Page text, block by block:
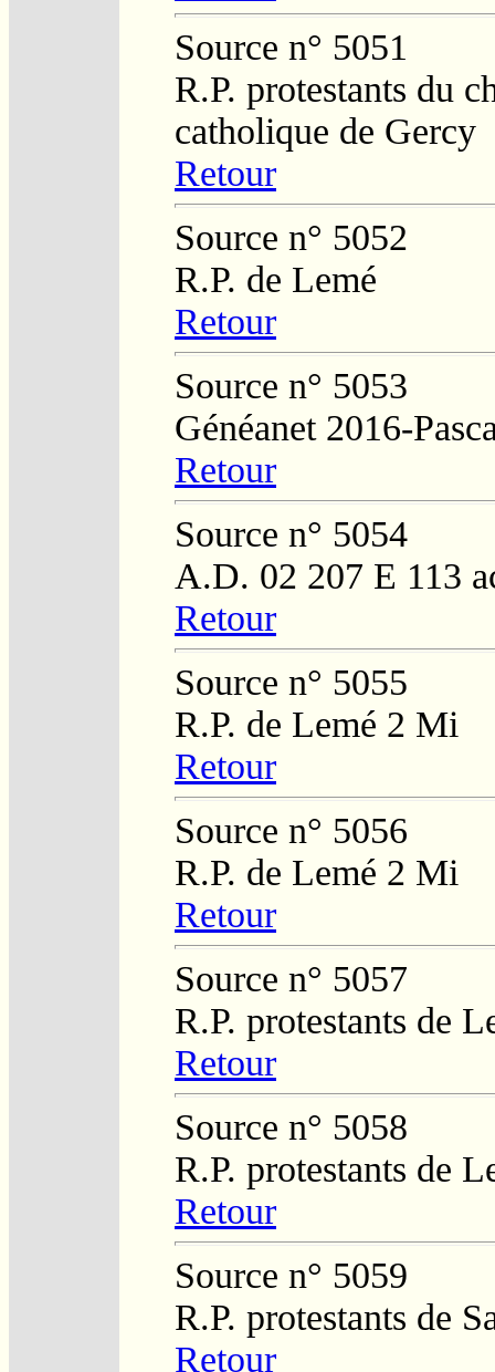
Source n° 5051
R.P. protestants du
catholique de Gercy
Retour
Source n° 5052
R.P. de Lemé
Retour
Source n° 5053
Généanet 2016-
Retour
Source n° 5054
A.D. 02 207 E 113
Retour
Source n° 5055
R.P. de Lemé 2 Mi
Retour
Source n° 5056
R.P. de Lemé 2 Mi
Retour
Source n° 5057
R.P. protestants de
Retour
Source n° 5058
R.P. protestants de
Retour
Source n° 5059
R.P. protestants de
Retour